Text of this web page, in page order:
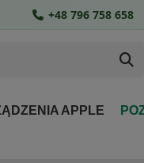
APPLE
+48 796 758 658